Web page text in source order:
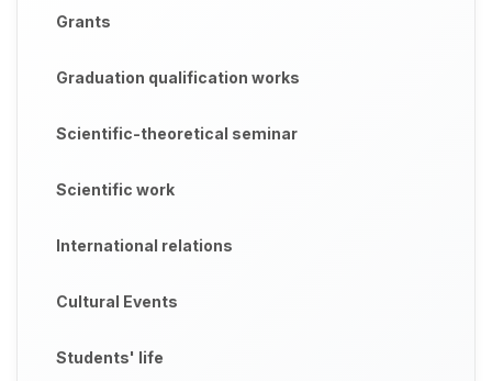
Grants
Graduation qualification works
Scientific-theoretical seminar
Scientific work
International relations
Cultural Events
Students' life